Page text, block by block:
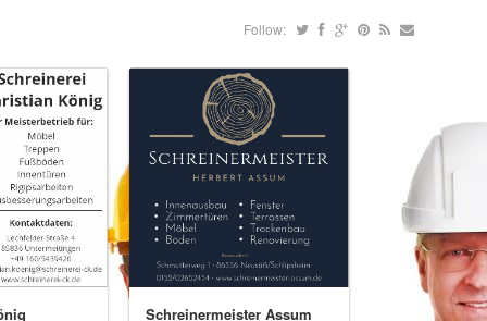
Follow:
Schreinermeister Assum